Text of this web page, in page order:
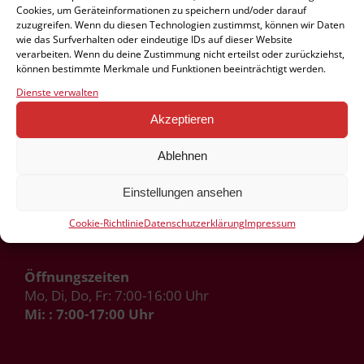
Cookies, um Geräteinformationen zu speichern und/oder darauf
zuzugreifen. Wenn du diesen Technologien zustimmst, können wir Daten
wie das Surfverhalten oder eindeutige IDs auf dieser Website
verarbeiten. Wenn du deine Zustimmung nicht erteilst oder zurückziehst,
können bestimmte Merkmale und Funktionen beeinträchtigt werden.
Dienste verwalten
Akzeptieren
Ablehnen
Einstellungen ansehen
Cookie-RichtlinieDatenschutzerklärungImpressum
Kindertagesstätte Ahörnchen e.V.
42855 Remscheid
0163 5130267
Fax: 02191 478902
info@ahoernchen-ev.de
Öffnungszeiten
Mo, Di, Do, Fr: 7:00-16:00 Uhr
Mi: : 7:00-17:00 Uhr